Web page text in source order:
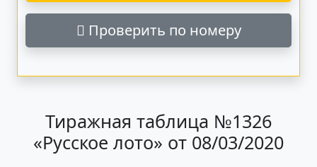
Проверить по номеру
Тиражная таблица №1326
«Русское лото» от 08/03/2020